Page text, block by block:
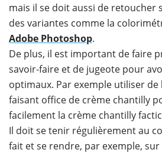
mais il se doit aussi de retoucher
des variantes comme la
Adobe Photoshop.
De plus, il est important de faire
savoir-faire et de jugeote pour
optimaux. Par exemple utiliser de
faisant office de crème chantilly
facilement la crème chantilly
Il doit se tenir régulièrement au
fait et se rendre, par exemple, sur